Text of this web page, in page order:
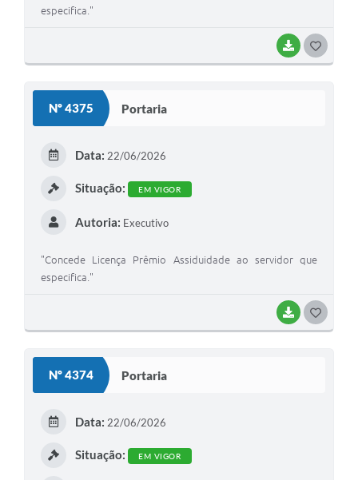
BAIXAR
especifica."
Nº 4375 Portaria
BAIXAR
Data: 22/06/2026
Situação: EM VIGOR
Autoria: Executivo
"Concede Licença Prêmio Assiduidade ao servidor que
especifica."
Nº 4374 Portaria
Data: 22/06/2026
Situação: EM VIGOR